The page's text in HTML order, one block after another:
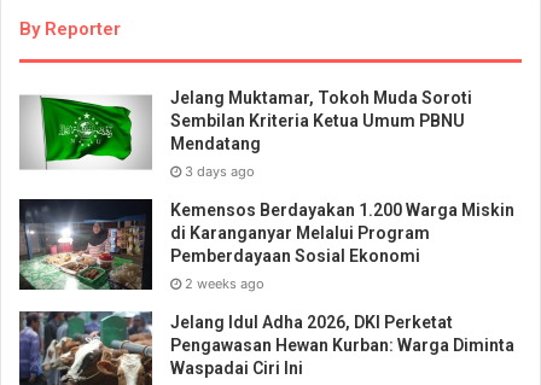
By Reporter
Jelang Muktamar, Tokoh Muda Soroti
Sembilan Kriteria Ketua Umum PBNU
Mendatang
3 days ago
Kemensos Berdayakan 1.200 Warga Miskin
di Karanganyar Melalui Program
Pemberdayaan Sosial Ekonomi
2 weeks ago
Jelang Idul Adha 2026, DKI Perketat
Pengawasan Hewan Kurban: Warga Diminta
Waspadai Ciri Ini